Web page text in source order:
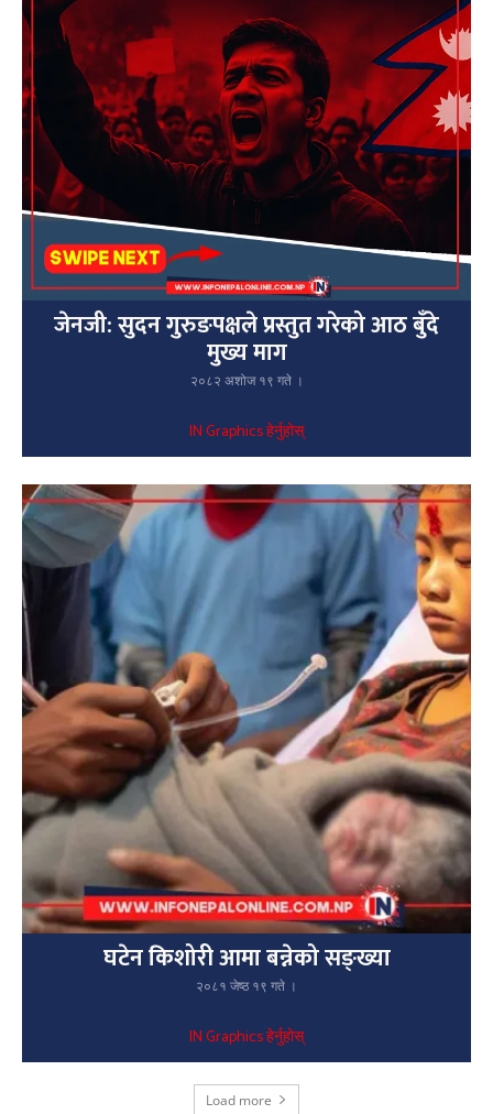
जेनजी: सुदन गुरुङपक्षले प्रस्तुत गरेको आठ बुँदे
मुख्य माग
२०८२ अशोज १९ गते ।
IN Graphics हेर्नुहोस्
घटेन किशोरी आमा बन्नेको सङ्ख्या
२०८१ जेष्ठ १९ गते ।
IN Graphics हेर्नुहोस्
Load more